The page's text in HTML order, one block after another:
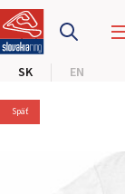
SK EN
PRETEKÁRSKY OKRUH
MOTOKÁRY
Späť